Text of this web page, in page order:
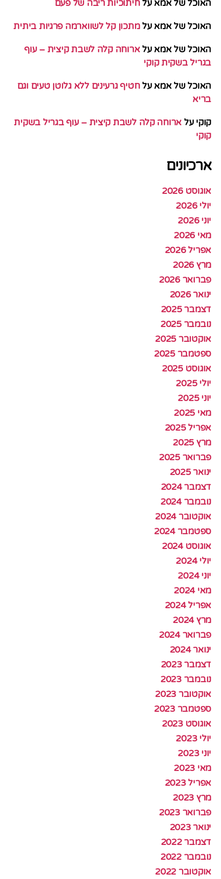
האוכל של אמא עלחיתוכיות ריבה של פעם
האוכל של אמא עלמתכון קל לשווארמה פרגיות ביתית
האוכל של אמא עלארוחה קלה לשבת קיצית – עוף
בגריל בשקית קוקי
האוכל של אמא עלחטיף גרעינים ללא גלוטן טעים וגם
בריא
קוקי על ארוחה קלה לשבת קיצית – עוף בגריל בשקית
קוקי
ארכיונים
אוגוסט 2026
יולי 2026
יוני 2026
מאי 2026
אפריל 2026
מרץ 2026
פברואר 2026
ינואר 2026
דצמבר 2025
נובמבר 2025
אוקטובר 2025
ספטמבר 2025
אוגוסט 2025
יולי 2025
יוני 2025
מאי 2025
אפריל 2025
מרץ 2025
פברואר 2025
ינואר 2025
דצמבר 2024
נובמבר 2024
אוקטובר 2024
ספטמבר 2024
אוגוסט 2024
יולי 2024
יוני 2024
מאי 2024
אפריל 2024
מרץ 2024
פברואר 2024
ינואר 2024
דצמבר 2023
נובמבר 2023
אוקטובר 2023
ספטמבר 2023
אוגוסט 2023
יולי 2023
יוני 2023
מאי 2023
אפריל 2023
מרץ 2023
פברואר 2023
ינואר 2023
דצמבר 2022
נובמבר 2022
אוקטובר 2022